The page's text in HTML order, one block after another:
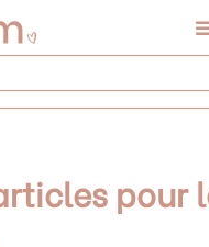
pour